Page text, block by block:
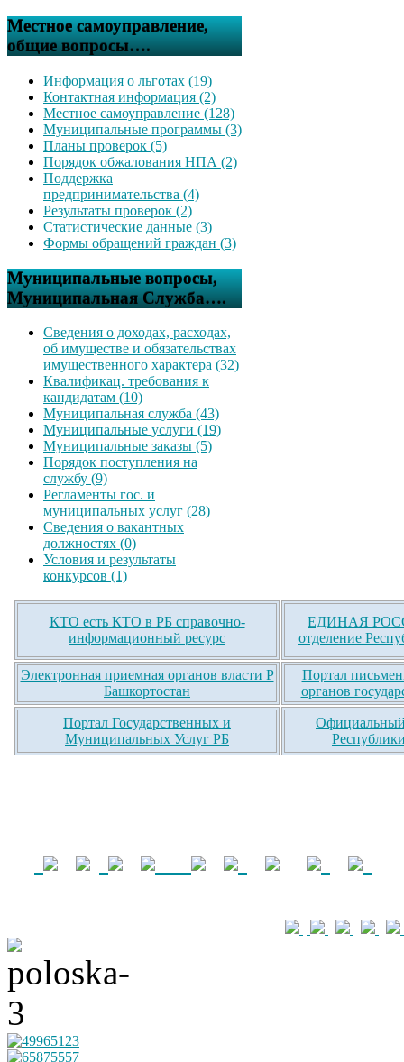
Местное самоуправление,
общие вопросы….
Информация о льготах (19)
Контактная информация (2)
Местное самоуправление (128)
Муниципальные программы (3)
Планы проверок (5)
Порядок обжалования НПА (2)
Поддержка
предпринимательства (4)
Результаты проверок (2)
Статистические данные (3)
Формы обращений граждан (3)
Муниципальные вопросы,
Муниципальная Служба….
Сведения о доходах, расходах,
об имуществе и обязательствах
имущественного характера (32)
Квалификац. требования к
кандидатам (10)
Муниципальная служба (43)
Муниципальные услуги (19)
Муниципальные заказы (5)
Порядок поступления на
службу (9)
Регламенты гос. и
муниципальных услуг (28)
Сведения о вакантных
должностях (0)
Условия и результаты
конкурсов (1)
КТО есть КТО в РБ справочно-
информационный ресурс
ЕДИНАЯ
отделение
Электронная приемная органов власти Р
Башкортостан
Портал
органов
Портал Государственных и
Муниципальных Услуг РБ
Официальный